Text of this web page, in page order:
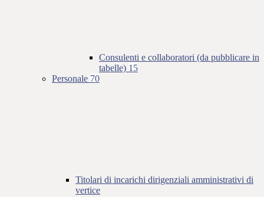
Consulenti e collaboratori (da pubblicare in
tabelle) 15
Personale 70
Titolari di incarichi dirigenziali amministrativi di
vertice